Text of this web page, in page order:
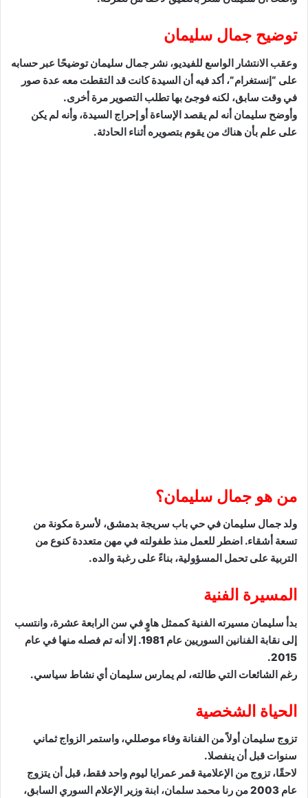
توضيح جمال سليمان
وعقب الانتشار الواسع للفيديو، نشر جمال سليمان توضيحًا عبر حسابه
على “إنستغرام”، أكد فيه أن السيدة كانت قد التقطت معه عدة صور
في وقت سابق، لكنه فوجئ بها تطلب التصوير مرة أخرى.
وأوضح سليمان أنه لم يقصد الإساءة أو إحراج السيدة، وأنه لم يكن
على علم بأن هناك من يقوم بتصويره أثناء الحادثة.
من هو جمال سليمان؟
ولد جمال سليمان في حي باب سريجة بدمشق، لأسرة مكونة من
تسعة أشقاء. اضطر للعمل منذ طفولته في مهن متعددة كنوع من
التربية على تحمل المسؤولية، بناءً على رغبة والده.
المسيرة الفنية
بدأ سليمان مسيرته الفنية كممثل هاوٍ في سن الرابعة عشرة، وانتسب
إلى نقابة الفنانين السوريين عام 1981. إلا أنه تم فصله منها في عام
2015.
رغم الشائعات التي طالته، لم يمارس سليمان أي نشاط سياسي.
الحياة الشخصية
تزوج سليمان أولاً من الفنانة وفاء موصللي، واستمر الزواج ثماني
سنوات قبل أن ينفصلا.
لاحقًا، تزوج من الإعلامية قمر عمرايا ليوم واحد فقط، قبل أن يتزوج
عام 2003 من رنا محمد سلمان، ابنة وزير الإعلام السوري السابق،